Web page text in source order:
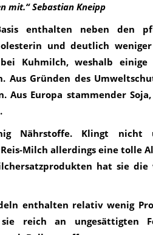
mit.“ Sebastian Kneipp
enthalten neben den
und deutlich
Kuhmilch, weshalb einige
Aus Gründen des
Europa stammender
Nährstoffe. Klingt nicht
Milch allerdings eine tolle
hat sie die
enthalten relativ wenig
reich an ungesättigten